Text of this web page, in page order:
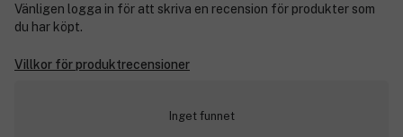
Vänligen logga in för att skriva en recension för produkter som
du har köpt.
Villkor för produktrecensioner
Inget funnet